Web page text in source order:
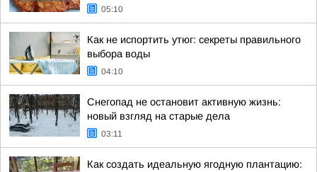
05:10
Как не испортить утюг: секреты правильного
выбора воды
04:10
Снегопад не остановит активную жизнь:
новый взгляд на старые дела
03:11
Как создать идеальную ягодную плантацию: